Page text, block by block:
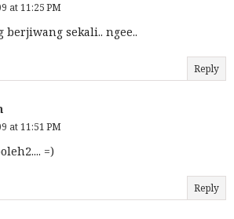
at 11:25 PM
berjiwang sekali.. ngee..
Reply
at 11:51 PM
=)
Reply